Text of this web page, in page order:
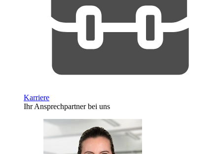
Karriere
Ihr Ansprechpartner bei uns